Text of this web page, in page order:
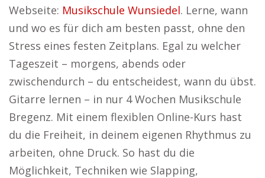
Webseite: Musikschule Wunsiedel. Lerne, wann
und wo es für dich am besten passt, ohne den
Stress eines festen Zeitplans. Egal zu welcher
Tageszeit – morgens, abends oder
zwischendurch – du entscheidest, wann du übst.
Gitarre lernen – in nur 4 Wochen Musikschule
Bregenz. Mit einem flexiblen Online-Kurs hast
du die Freiheit, in deinem eigenen Rhythmus zu
arbeiten, ohne Druck. So hast du die
Möglichkeit, Techniken wie Slapping,